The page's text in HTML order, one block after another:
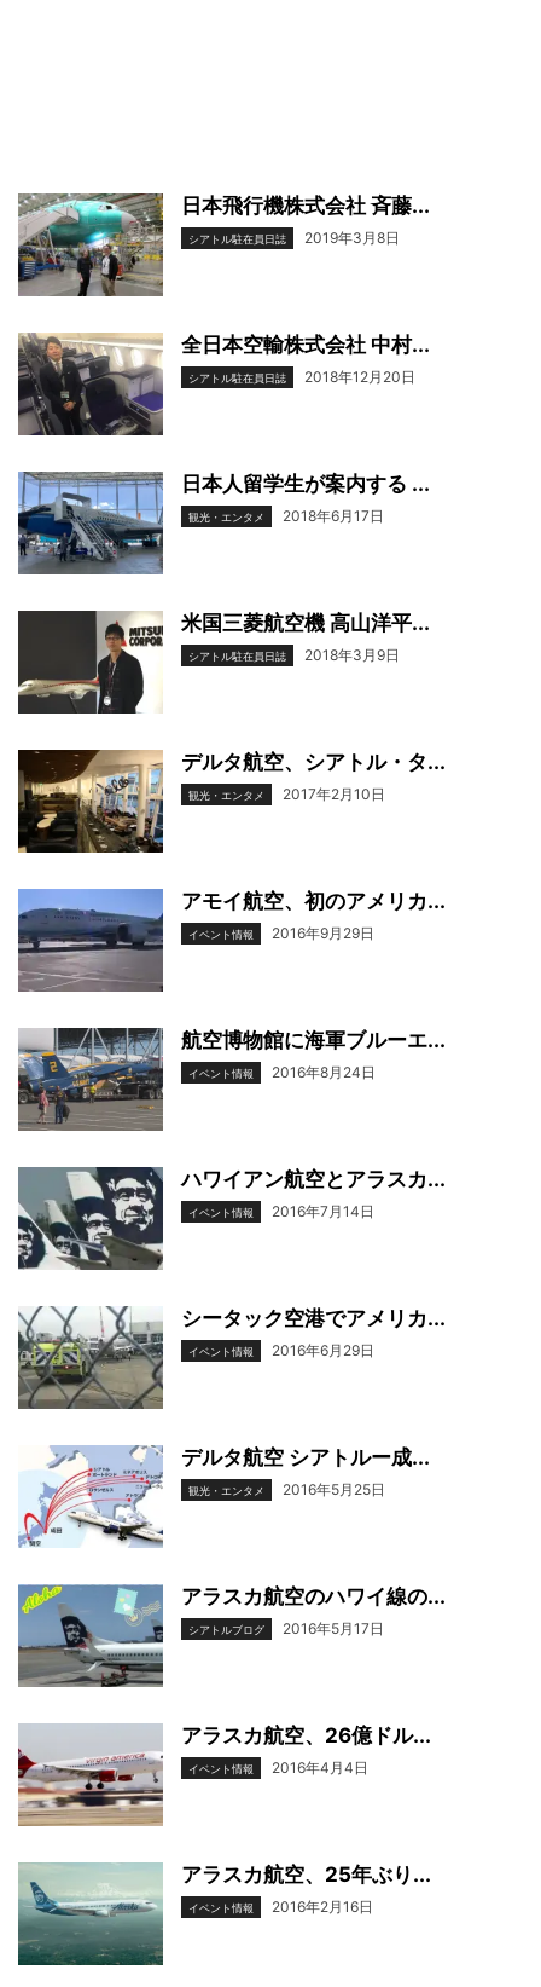
日本飛行機株式会社 斉藤...
シアトル駐在員日誌 2019年3月8日
全日本空輸株式会社 中村...
シアトル駐在員日誌 2018年12月20日
日本人留学生が案内する ...
観光・エンタメ 2018年6月17日
米国三菱航空機 高山洋平...
シアトル駐在員日誌 2018年3月9日
デルタ航空、シアトル・タ...
観光・エンタメ 2017年2月10日
アモイ航空、初のアメリカ...
イベント情報 2016年9月29日
航空博物館に海軍ブルーエ...
イベント情報 2016年8月24日
ハワイアン航空とアラスカ...
イベント情報 2016年7月14日
シータック空港でアメリカ...
イベント情報 2016年6月29日
デルタ航空 シアトルー成...
観光・エンタメ 2016年5月25日
アラスカ航空のハワイ線の...
シアトルブログ 2016年5月17日
アラスカ航空、26億ドル...
イベント情報 2016年4月4日
アラスカ航空、25年ぶり...
イベント情報 2016年2月16日